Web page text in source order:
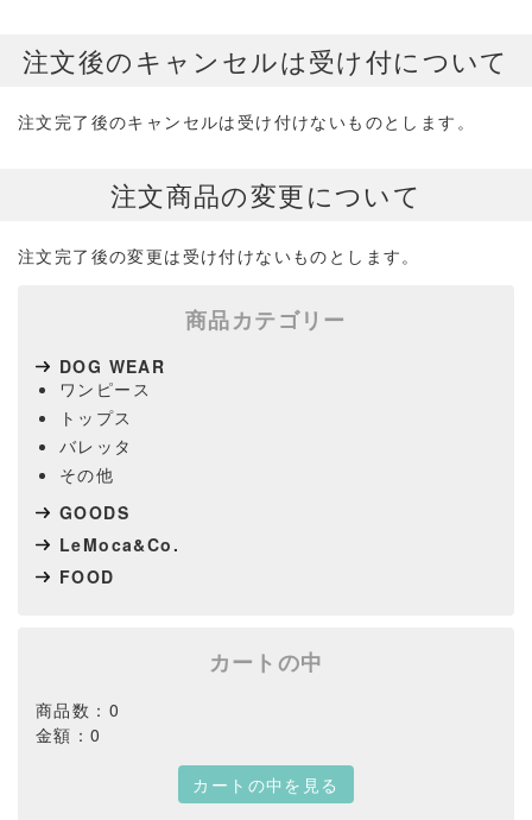
注文後のキャンセルは受け付について
注文完了後のキャンセルは受け付けないものとします。
注文商品の変更について
注文完了後の変更は受け付けないものとします。
商品カテゴリー
DOG WEAR
ワンピース
トップス
バレッタ
その他
GOODS
LeMoca&Co.
FOOD
カートの中
商品数：0
金額：0
カートの中を見る